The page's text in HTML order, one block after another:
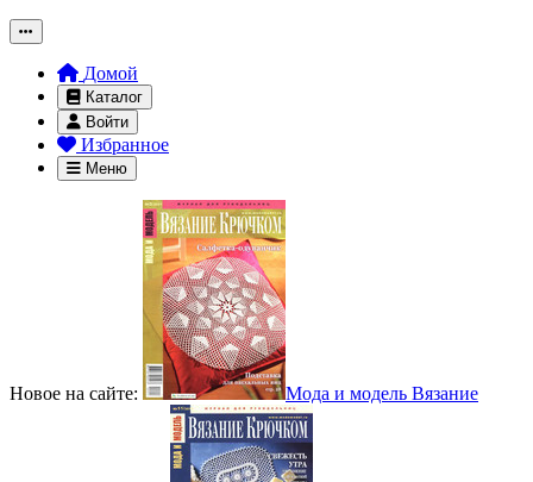
Домой
Каталог
Войти
Избранное
Меню
Новое на сайте: Мода и модель Вязание